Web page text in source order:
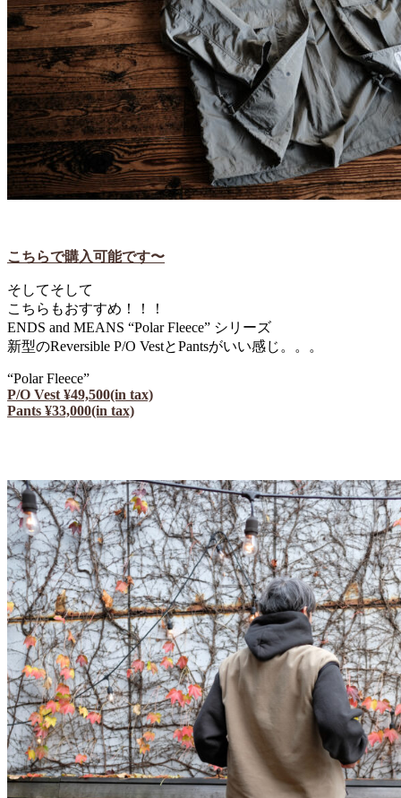
こちらで購入可能です〜
そしてそして
こちらもおすすめ！！！
ENDS and MEANS “Polar Fleece” シリーズ
新型のReversible P/O VestとPantsがいい感じ。。。
“Polar Fleece”
P/O Vest ¥49,500(in tax)
Pants ¥33,000(in tax)